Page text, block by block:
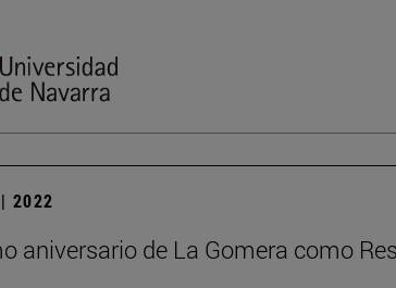
2022
aniversario de La Gomera como